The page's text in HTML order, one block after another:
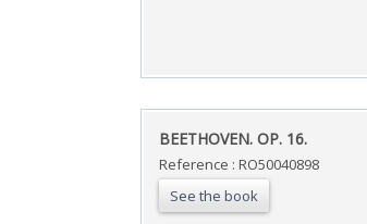
‎BEETHOVEN. OP. 16.‎
Reference : RO50040898
See the book